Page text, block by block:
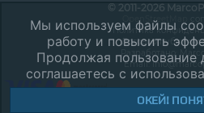
© 2011-2026
OpenStreetMap
Политика
Договор
Разработано:
Email:
Мы используем файлы
работу и повысить
Продолжая
соглашаетесь с
ОКЕЙ!